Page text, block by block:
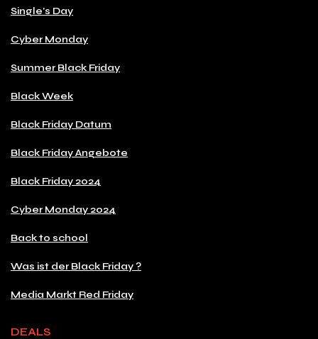
Single's Day
Cyber Monday
Summer Black Friday
Black Week
Black Friday Datum
Black Friday Angebote
Black Friday 2024
Cyber Monday 2024
Back to school
Was ist der Black Friday ?
Media Markt Red Friday
DEALS